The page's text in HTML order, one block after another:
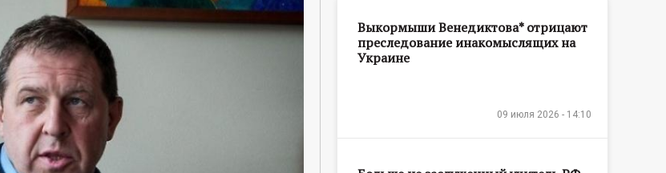
Выкормыши Венедиктова* отрицают
преследование инакомыслящих на
Украине
09 июля 2026 - 14:10